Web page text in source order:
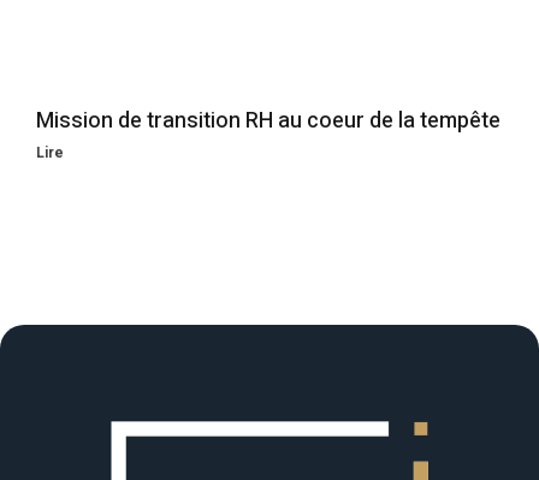
Mission de transition RH au coeur de la tempête
Lire